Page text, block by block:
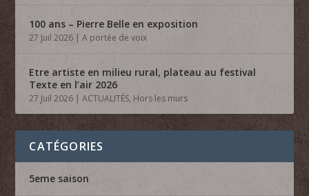
100 ans – Pierre Belle en exposition
27 Juil 2026 |A portée de voix
Etre artiste en milieu rural, plateau au festival
Texte en l’air 2026
27 Juil 2026 |ACTUALITÉS, Hors les murs
CATÉGORIES
5eme saison